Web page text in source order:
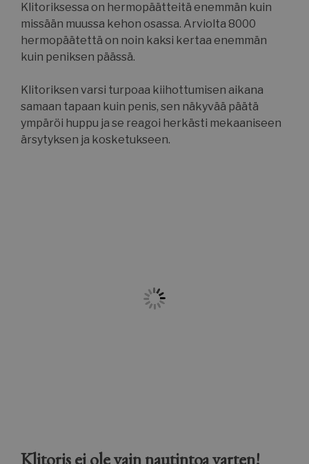
Klitoriksessa on hermopäätteitä enemmän kuin
missään muussa kehon osassa. Arviolta 8000
hermopäätettä on noin kaksi kertaa enemmän
kuin peniksen päässä.
Klitoriksen varsi turpoaa kiihottumisen aikana
samaan tapaan kuin penis, sen näkyvää päätä
ympäröi huppu ja se reagoi herkästi mekaaniseen
ärsytyksen ja kosketukseen.
Klitoris ei ole vain nautintoa varten!